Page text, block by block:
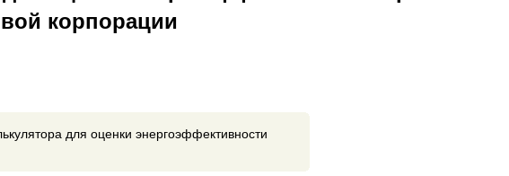
корпорации
для оценки энергоэффективности